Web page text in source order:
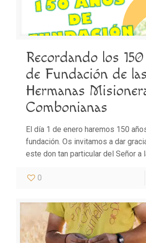
Recordando los
de Fundación de las
Hermanas
Combonianas
El día 1 de enero haremos 150
fundación. Os invitamos a dar
este don tan particular del Señor a
0